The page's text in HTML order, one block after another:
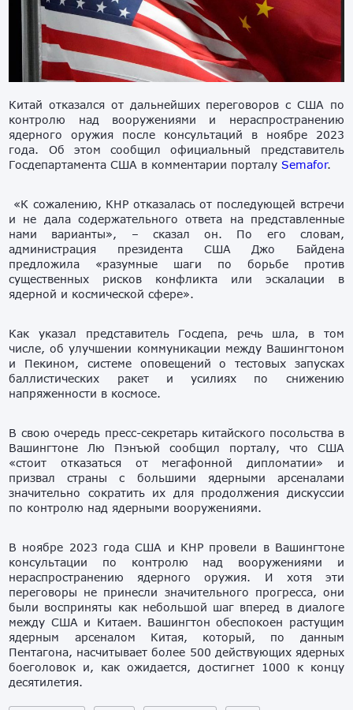
Китай отказался от дальнейших переговоров с США по
контролю над вооружениями и нераспространению
ядерного оружия после консультаций в ноябре 2023
года. Об этом сообщил официальный представитель
Госдепартамента США в комментарии порталу Semafor.
«К сожалению, КНР отказалась от последующей встречи
и не дала содержательного ответа на представленные
нами варианты», – сказал он. По его словам,
администрация президента США Джо Байдена
предложила «разумные шаги по борьбе против
существенных рисков конфликта или эскалации в
ядерной и космической сфере».
Как указал представитель Госдепа, речь шла, в том
числе, об улучшении коммуникации между Вашингтоном
и Пекином, системе оповещений о тестовых запусках
баллистических ракет и усилиях по снижению
напряженности в космосе.
В свою очередь пресс-секретарь китайского посольства в
Вашингтоне Лю Пэнъюй сообщил порталу, что США
«стоит отказаться от мегафонной дипломатии» и
призвал страны с большими ядерными арсеналами
значительно сократить их для продолжения дискуссии
по контролю над ядерными вооружениями.
В ноябре 2023 года США и КНР провели в Вашингтоне
консультации по контролю над вооружениями и
нераспространению ядерного оружия. И хотя эти
переговоры не принесли значительного прогресса, они
были восприняты как небольшой шаг вперед в диалоге
между США и Китаем. Вашингтон обеспокоен растущим
ядерным арсеналом Китая, который, по данным
Пентагона, насчитывает более 500 действующих ядерных
боеголовок и, как ожидается, достигнет 1000 к концу
десятилетия.